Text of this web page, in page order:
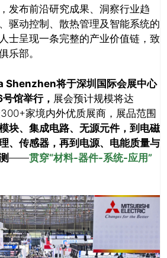
发布前沿研究成果、洞察行业趋
驱动控制、散热管理及智能系统的
士呈现一条完整的产业价值链，致
乐部。
Shenzhen将于深圳国际会展中心
馆举行， 展会预计规模将达
家境内外优质展商，展品范围
块、集成电路、无源元件，到电磁
、传感器，再到电源、电能质量与
——贯穿“材料-器件-系统-应用”